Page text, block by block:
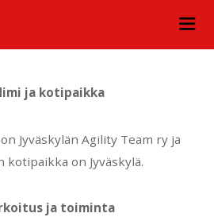
ja kotipaikka
Jyväskylän Agility Team ry ja
kotipaikka on Jyväskylä.
ja toiminta